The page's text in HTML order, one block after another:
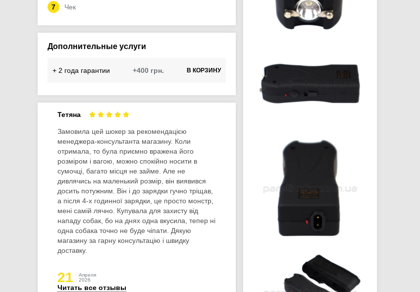
Чек
Дополнительные услуги
+ 2 года гарантии +400 грн. В КОРЗИНУ
Тетяна
Замовила цей шокер за рекомендацією
менеджера-консультанта магазину. Коли
отримала, то була приємно вражена його
розміром і вагою, можно спокійно носити в
сумочці, багато місця не займе. Але не
дивлячись на маленький розмір, він виявився
досить потужним. Він і до зарядки гучно тріщав,
а після 4-х годинної зарядки, це просто монстр,
мені самій лячно. Купувала для захисту від
нападу собак, бо на днях одна вкусила, тепер ні
одна собака точно не буде чіпати. Дякую
магазину за гарну консультацію і швидку
доставку.
21
Апреля
2026
Читать все отзывы